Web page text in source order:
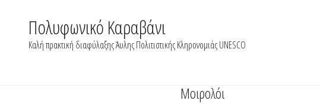
contentΠολυφωνικό Καραβάνι
Καλή πρακτική διαφύλαξης Άυλης Πολιτιστικής Κληρονομιάς UNESCO
Μοιρολόι